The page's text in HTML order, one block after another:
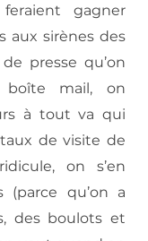
gagner
aux sirènes des
presse qu’on
boîte mail, on
à tout va qui
de visite de
on s’en
qu’on a
des boulots et